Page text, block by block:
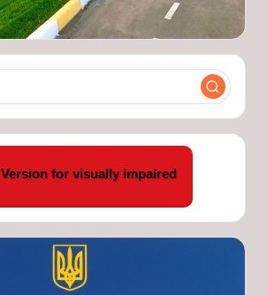
Version for visually impaired